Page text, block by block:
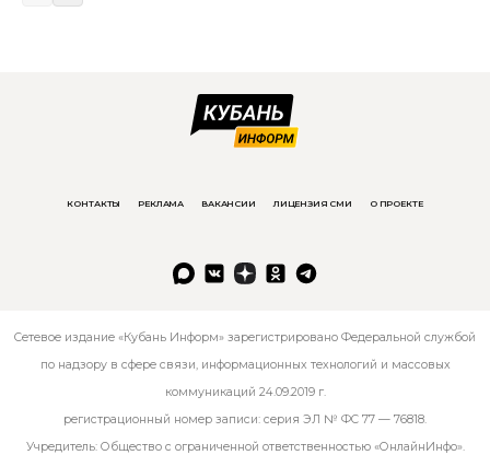
КОНТАКТЫ РЕКЛАМА ВАКАНСИИ ЛИЦЕНЗИЯ СМИ О ПРОЕКТЕ
Сетевое издание «Кубань Информ» зарегистрировано Федеральной службой
по надзору в сфере связи, информационных технологий и массовых
коммуникаций 24.09.2019 г.
регистрационный номер записи: серия ЭЛ № ФС 77 — 76818.
Учредитель: Общество с ограниченной ответственностью «ОнлайнИнфо».